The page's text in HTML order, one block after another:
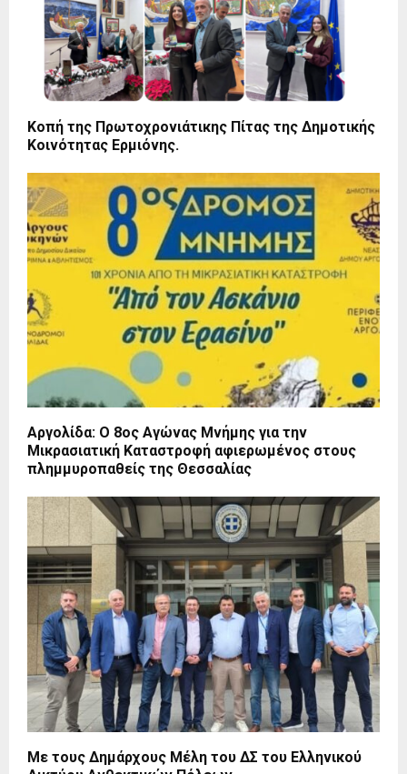
Κοπή της Πρωτοχρονιάτικης Πίτας της Δημοτικής
Κοινότητας Ερμιόνης.
Αργολίδα: Ο 8ος Αγώνας Μνήμης για την
Μικρασιατική Καταστροφή αφιερωμένος στους
πλημμυροπαθείς της Θεσσαλίας
Με τους Δημάρχους Μέλη του ΔΣ του Ελληνικού